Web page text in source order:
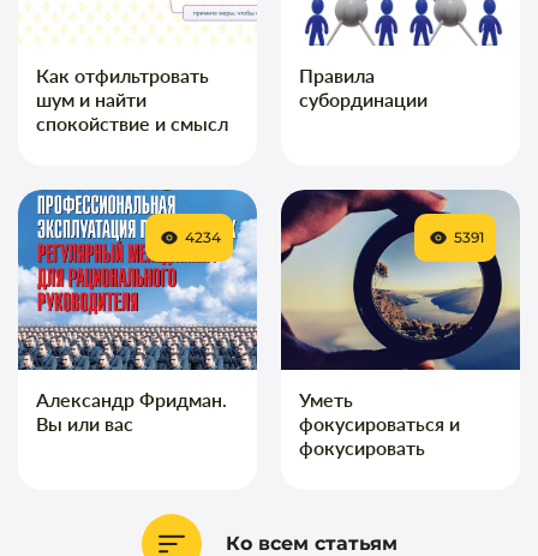
Как отфильтровать
шум и найти
спокойствие и смысл
Правила
субординации
Александр Фридман.
Вы или вас
4234
Уметь
фокусироваться и
фокусировать
5391
Ко всем статьям